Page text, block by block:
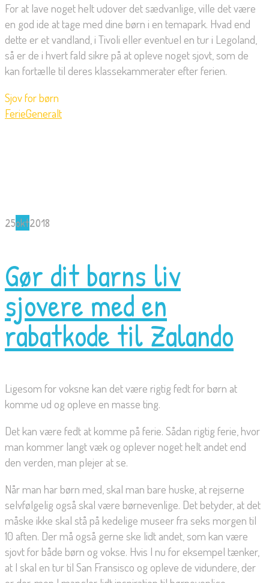
For at lave noget helt udover det sædvanlige, ville det være
en god ide at tage med dine børn i en temapark. Hvad end
dette er et vandland, i Tivoli eller eventuel en tur i Legoland,
så er de i hvert fald sikre på at opleve noget sjovt, som de
kan fortælle til deres klassekammerater efter ferien.
Sjov for børn
FerieGeneralt
25okt2018
Gør dit barns liv
sjovere med en
rabatkode til Zalando
Ligesom for voksne kan det være rigtig fedt for børn at
komme ud og opleve en masse ting.
Det kan være fedt at komme på ferie. Sådan rigtig ferie, hvor
man kommer langt væk og oplever noget helt andet end
den verden, man plejer at se.
Når man har børn med, skal man bare huske, at rejserne
selvfølgelig også skal være børnevenlige. Det betyder, at det
måske ikke skal stå på kedelige museer fra seks morgen til
10 aften. Der må også gerne ske lidt andet, som kan være
sjovt for både børn og vokse. Hvis I nu for eksempel tænker,
at I skal en tur til San Fransisco og opleve de vidundere, der